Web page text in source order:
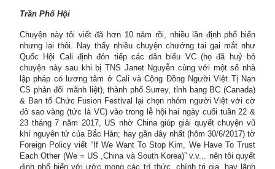
Trần Phố Hội
Chuyện này tôi viết đã hơn 10 năm rồi, nhiều lần định phổ biến
nhưng lại thôi. Nay thấy nhiều chuyện chướng tai gai mắt như
Quốc Hội Cali định đón tiếp các dân biểu VC (họ đã huỷ bỏ
chuyện này sau khi bị TNS Janet Nguyễn cùng với một số nhà
lập pháp có lương tâm ở Cali và Cộng Đồng Người Việt Tị Nạn
CS phản đối mãnh liệt), thành phố Surrey, tỉnh bang BC (Canada)
& Ban tổ Chức Fusion Festival lại chọn nhóm người Việt với cờ
đỏ sao vàng (tức là VC) vào trong lễ hội hai ngày cuối tuần 22 &
23 tháng 7 năm 2017, US nhờ China giúp giải quyết chuyện vũ
khí nguyên tử của Bắc Hàn; hay gần đây nhất (hôm 30/6/2017) tờ
Foreign Policy viết “If We Want To Stop Kim, We Have To Trust
Each Other (We = US ,China và South Korea)” v.v... nên tôi quyết
định phổ biến với ước mong các trí thức, chính trị gia, hay lãnh